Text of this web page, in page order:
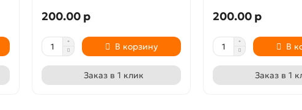
200.00 р
В корзину
Заказ в 1 клик
200.00 р
В
Заказ в 1